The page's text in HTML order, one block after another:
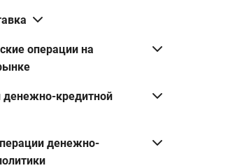
операции на
денежно-кредитной
денежно-